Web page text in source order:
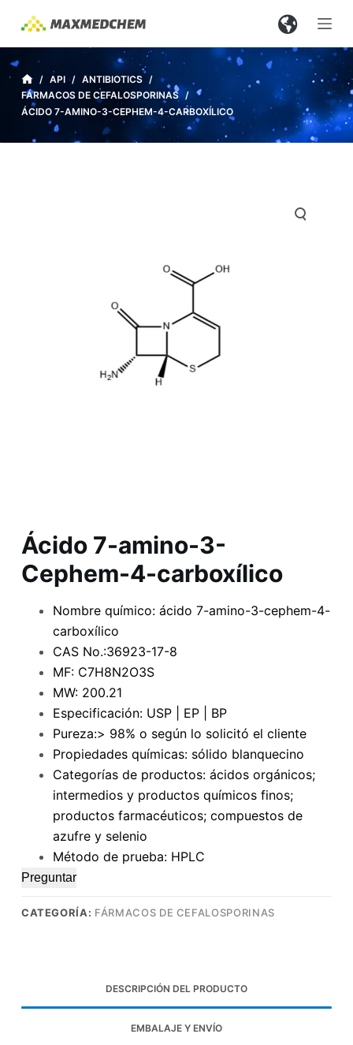
l
a
a
/ API / ANTIBIOTICS /
FÁRMACOS DE CEFALOSPORINAS /
ÁCIDO 7-AMINO-3-CEPHEM-4-CARBOXÍLICO
Ácido 7-amino-3-
Cephem-4-carboxílico
Nombre químico: ácido 7-amino-3-cephem-4-
carboxílico
CAS No.:36923-17-8
MF: C7H8N2O3S
MW: 200.21
Especificación: USP | EP | BP
Pureza:> 98% o según lo solicitó el cliente
Propiedades químicas: sólido blanquecino
Categorías de productos: ácidos orgánicos;
intermedios y productos químicos finos;
productos farmacéuticos; compuestos de
azufre y selenio
Método de prueba: HPLC
Preguntar
CATEGORÍA: FÁRMACOS DE CEFALOSPORINAS
DESCRIPCIÓN DEL PRODUCTO
EMBALAJE Y ENVÍO